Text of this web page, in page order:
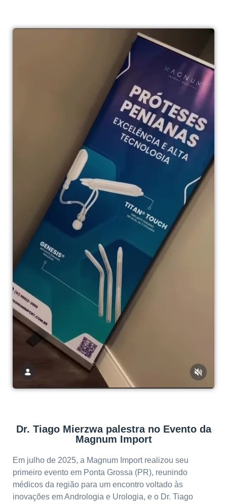
Dr. Tiago Mierzwa palestra no Evento da
Magnum Import
Em julho de 2025, a Magnum Import realizou seu
primeiro evento em Ponta Grossa (PR), reunindo
médicos da região para um encontro voltado às
inovações em Andrologia e Urologia, e o Dr. Tiago